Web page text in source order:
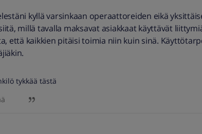
kyllä varsinkaan operaattoreiden eikä
millä tavalla maksavat asiakkaat käyttävät
että kaikkien pitäisi toimia niin kuin sinä.
tykkää tästä